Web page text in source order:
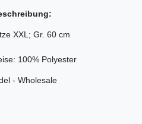
XXL; Gr. 60 cm
100% Polyester
- Wholesale